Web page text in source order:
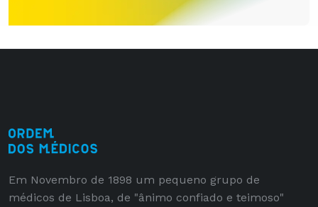
Em Novembro de 1898 um pequeno grupo de
médicos de Lisboa, de "ânimo confiado e teimoso"